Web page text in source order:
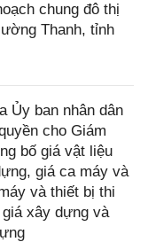
chung đô thị
Thanh, tỉnh
Ủy ban nhân dân
cho Giám
bố giá vật liệu
giá ca máy và
và thiết bị thi
xây dựng và